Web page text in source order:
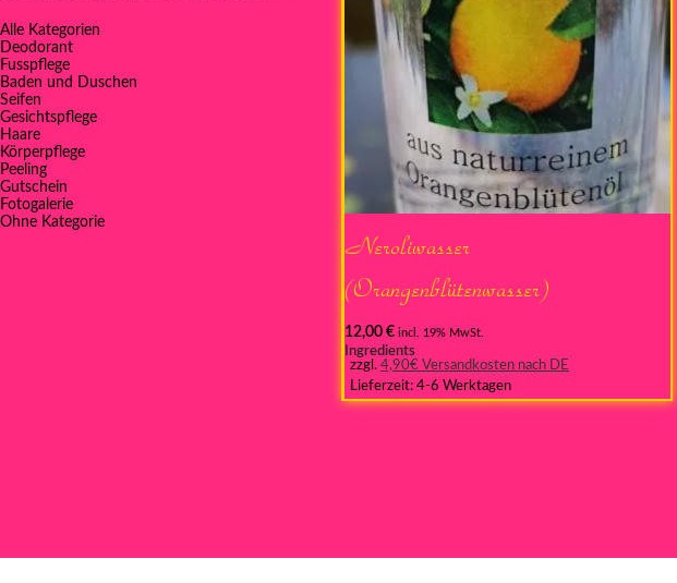
Alle Kategorien
Deodorant
Fusspflege
Baden und Duschen
Seifen
Gesichtspflege
Haare
Körperpflege
Peeling
Gutschein
Fotogalerie
Ohne Kategorie
Neroliwasser
(Orangenblütenwasser)
12,00 € incl. 19% MwSt.
Ingredients
zzgl. 4,90€ Versandkosten nach DE
Lieferzeit: 4-6 Werktagen